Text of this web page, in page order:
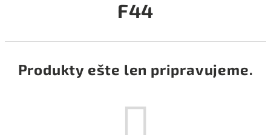
F44
Produkty ešte len pripravujeme.